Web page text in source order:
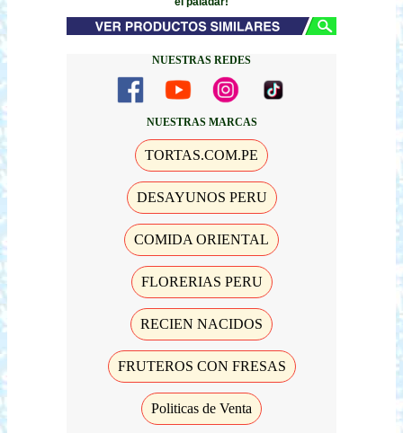
NUESTRAS REDES
NUESTRAS MARCAS
TORTAS.COM.PE
DESAYUNOS PERU
COMIDA ORIENTAL
FLORERIAS PERU
RECIEN NACIDOS
FRUTEROS CON FRESAS
Politicas de Venta